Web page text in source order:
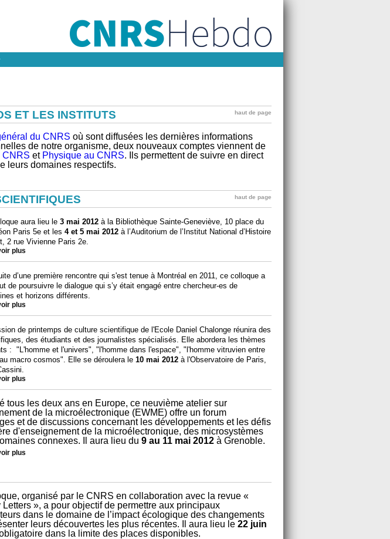
ET LES INSTITUTS haut de page
du CNRS où sont diffusées les dernières informations
de notre organisme, deux nouveaux comptes viennent de
CNRS et Physique au CNRS. Ils permettent de suivre en direct
leurs domaines respectifs.
haut de page
aura lieu le 3 mai 2012 à la Bibliothèque Sainte-Geneviève, 10 place du
Paris 5e et les 4 et 5 mai 2012 à l’Auditorium de l’Institut National d’Histoire
2 rue Vivienne Paris 2e.
plus
d’une première rencontre qui s'est tenue à Montréal en 2011, ce colloque a
de poursuivre le dialogue qui s’y était engagé entre chercheur-es de
et horizons différents.
plus
de printemps de culture scientifique de l'Ecole Daniel Chalonge réunira des
des étudiants et des journalistes spécialisés. Elle abordera les thèmes
: "L'homme et l'univers", "l'homme dans l'espace", "l'homme vitruvien entre
macro cosmos". Elle se déroulera le 10 mai 2012 à l'Observatoire de Paris,
plus
tous les deux ans en Europe, ce neuvième atelier sur
de la microélectronique (EWME) offre un forum
et de discussions concernant les développements et les défis
d'enseignement de la microélectronique, des microsystèmes
connexes. Il aura lieu du 9 au 11 mai 2012 à Grenoble.
plus
organisé par le CNRS en collaboration avec la revue «
Letters », a pour objectif de permettre aux principaux
dans le domaine de l’impact écologique des changements
leurs découvertes les plus récentes. Il aura lieu le 22 juin
dans la limite des places disponibles.